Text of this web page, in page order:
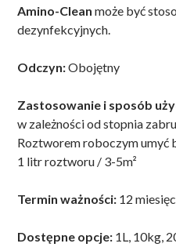
Amino-Clean może być
dezynfekcyjnych.
Odczyn:Obojętny
Zastosowanie i sposób
w zależności od stopnia
Roztworem roboczym umyć
1 litr roztworu / 3-5m²
Termin ważności: 12
Dostępne opcje: 1L, 10kg,